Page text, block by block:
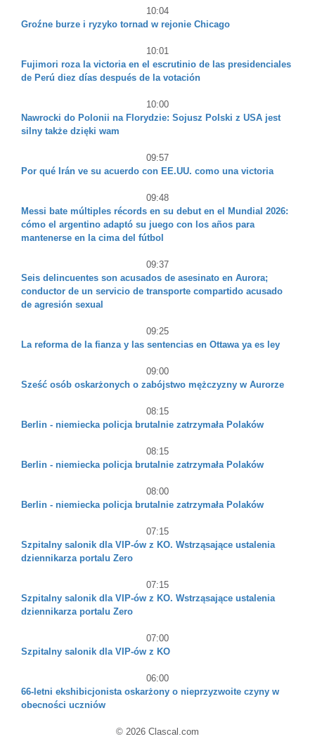
10:04
Groźne burze i ryzyko tornad w rejonie Chicago
10:01
Fujimori roza la victoria en el escrutinio de las presidenciales
de Perú diez días después de la votación
10:00
Nawrocki do Polonii na Florydzie: Sojusz Polski z USA jest
silny także dzięki wam
09:57
Por qué Irán ve su acuerdo con EE.UU. como una victoria
09:48
Messi bate múltiples récords en su debut en el Mundial 2026:
cómo el argentino adaptó su juego con los años para
mantenerse en la cima del fútbol
09:37
Seis delincuentes son acusados de asesinato en Aurora;
conductor de un servicio de transporte compartido acusado
de agresión sexual
09:25
La reforma de la fianza y las sentencias en Ottawa ya es ley
09:00
Sześć osób oskarżonych o zabójstwo mężczyzny w Aurorze
08:15
Berlin - niemiecka policja brutalnie zatrzymała Polaków
08:15
Berlin - niemiecka policja brutalnie zatrzymała Polaków
08:00
Berlin - niemiecka policja brutalnie zatrzymała Polaków
07:15
Szpitalny salonik dla VIP-ów z KO. Wstrząsające ustalenia
dziennikarza portalu Zero
07:15
Szpitalny salonik dla VIP-ów z KO. Wstrząsające ustalenia
dziennikarza portalu Zero
07:00
Szpitalny salonik dla VIP-ów z KO
06:00
66-letni ekshibicjonista oskarżony o nieprzyzwoite czyny w
obecności uczniów
© 2026 Clascal.com